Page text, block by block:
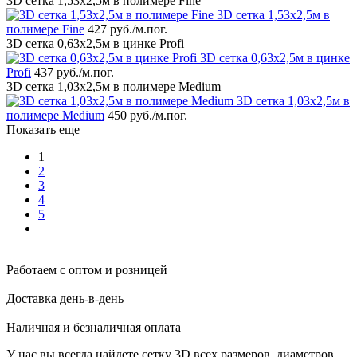
3D сетка 1,53x2,5м в
полимере Fine 427 руб./м.пог.
3D сетка 0,63x2,5м в цинке Profi
3D сетка 0,63x2,5м в цинке
Profi 437 руб./м.пог.
3D сетка 1,03x2,5м в полимере Medium
3D сетка 1,03x2,5м в
полимере Medium 450 руб./м.пог.
Показать еще
1
2
3
4
5
Работаем с оптом и розницей
Доставка день-в-день
Наличная и безналичная оплата